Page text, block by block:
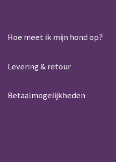
Hoe meet ik mijn hond op?
Levering & retour
Betaalmogelijkheden